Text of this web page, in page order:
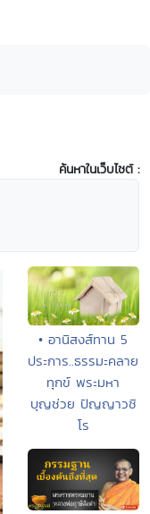
ค้นหาในเว็บไซต์ :
• อานิสงส์ทาน 5
ประการ..ธรรมะคลาย
ทุกข์ พระมหา
บุญช่วย ปัญญาวชิ
โร